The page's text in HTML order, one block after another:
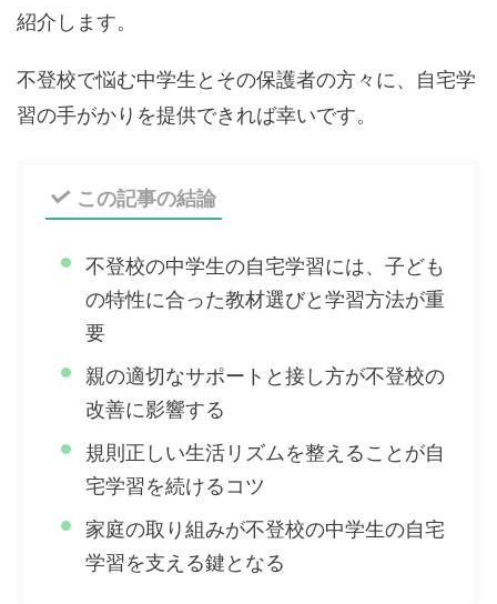
紹介します。
不登校で悩む中学生とその保護者の方々に、自宅学
習の手がかりを提供できれば幸いです。
この記事の結論
不登校の中学生の自宅学習には、子ども
の特性に合った教材選びと学習方法が重
要
親の適切なサポートと接し方が不登校の
改善に影響する
規則正しい生活リズムを整えることが自
宅学習を続けるコツ
家庭の取り組みが不登校の中学生の自宅
学習を支える鍵となる